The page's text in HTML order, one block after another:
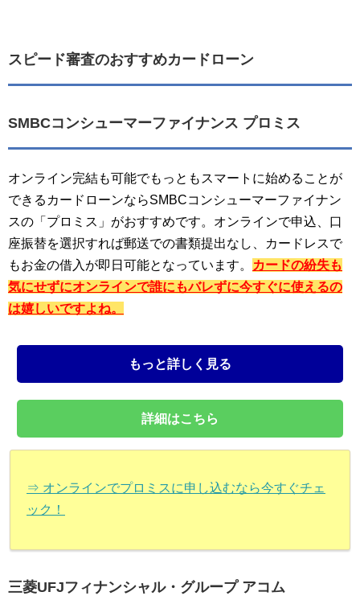
スピード審査のおすすめカードローン
SMBCコンシューマーファイナンス プロミス
オンライン完結も可能でもっともスマートに始めることが
できるカードローンならSMBCコンシューマーファイナン
スの「プロミス」がおすすめです。オンラインで申込、口
座振替を選択すれば郵送での書類提出なし、カードレスで
もお金の借入が即日可能となっています。
カードの紛失も
気にせずにオンラインで誰にもバレずに今すぐに使えるの
は嬉しいですよね。
もっと詳しく見る
詳細はこちら
⇒ オンラインでプロミスに申し込むなら今すぐチェ
ック！
三菱UFJフィナンシャル・グループ アコム